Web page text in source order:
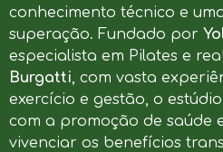
conhecimento técnico e
superação. Fundado por
especialista em Pilates e
Burgatti, com vasta
exercício e gestão, o
com a promoção de saúde
vivenciar os benefícios